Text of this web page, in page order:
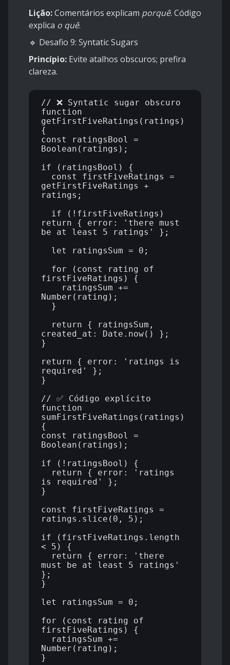
Lição:Comentários explicam porquê. Código
explica o quê.
🔹 Desafio 9: Syntatic Sugars
Princípio: Evite atalhos obscuros; prefira
clareza.
// ❌ Syntatic sugar obscuro
function
getFirstFiveRatings(ratings)
{
const ratingsBool =
Boolean(ratings);
if (ratingsBool) {
getFirstFiveRatings +
ratings;
return { error: 'there must
be at least 5 ratings' };
firstFiveRatings) {
Number(rating);
created_at: Date.now() };
}
return { error: 'ratings is
required' };
}
// ✅ Código explícito
function
sumFirstFiveRatings(ratings)
{
const ratingsBool =
Boolean(ratings);
if (!ratingsBool) {
is required' };
}
const firstFiveRatings =
ratings.slice(0, 5);
if (firstFiveRatings.length
< 5) {
must be at least 5 ratings'
};
}
let ratingsSum = 0;
for (const rating of
firstFiveRatings) {
Number(rating);
}